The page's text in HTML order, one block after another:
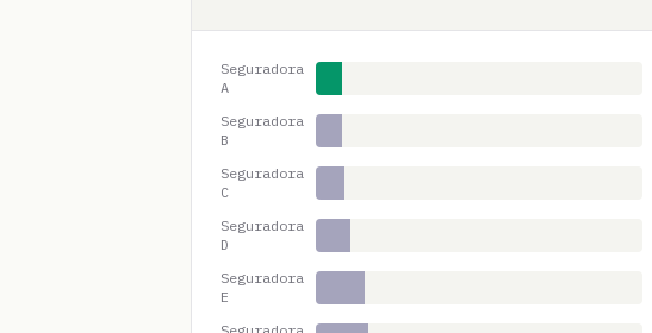
Seguradora
A
Seguradora
B
Seguradora
C
Seguradora
D
Seguradora
E